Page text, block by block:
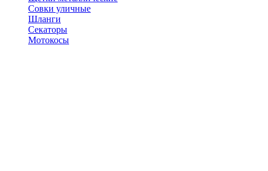
Совки уличные
Шланги
Секаторы
Мотокосы